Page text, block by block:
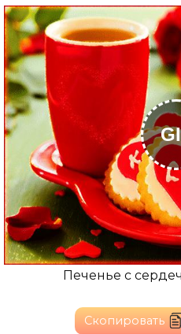
Печенье с
Скопировать